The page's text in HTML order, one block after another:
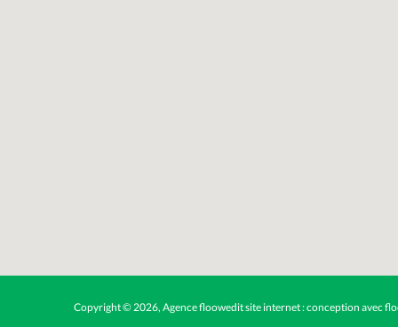
Copyright © 2026, Agence flooweditsite internet : conception avec